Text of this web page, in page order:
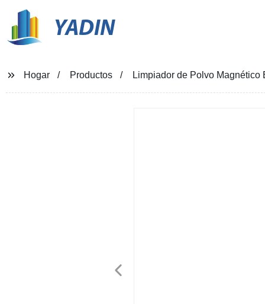
YADIN
Hogar Productos Limpiador de Polvo